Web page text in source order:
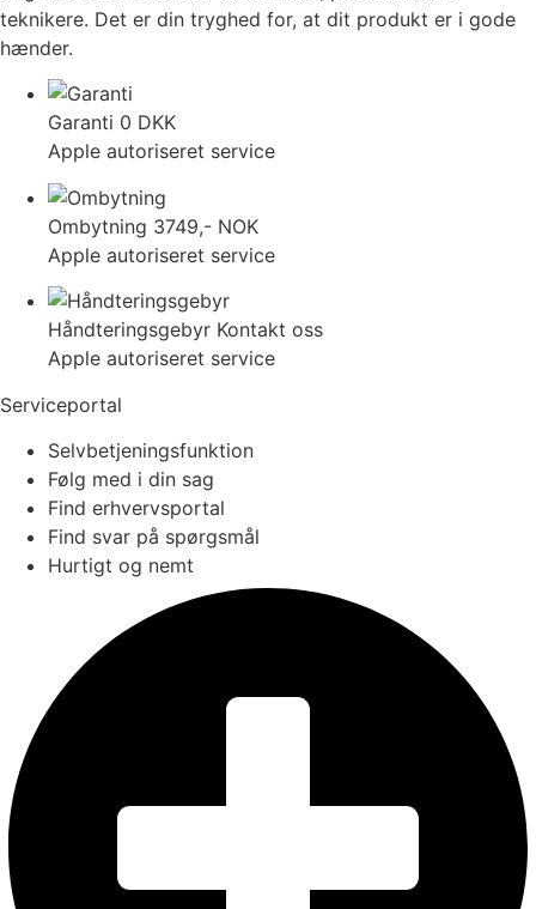
teknikere. Det er din tryghed for, at dit produkt er i gode
hænder.
Garanti 0 DKK
Apple autoriseret service
Ombytning 3749,- NOK
Apple autoriseret service
Håndteringsgebyr Kontakt oss
Apple autoriseret service
Serviceportal
Selvbetjeningsfunktion
Følg med i din sag
Find erhvervsportal
Find svar på spørgsmål
Hurtigt og nemt